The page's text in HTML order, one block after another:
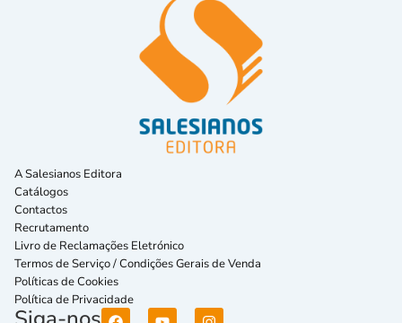
A Salesianos Editora
Catálogos
Contactos
Recrutamento
Livro de Reclamações Eletrónico
Termos de Serviço / Condições Gerais de Venda
Políticas de Cookies
Política de Privacidade